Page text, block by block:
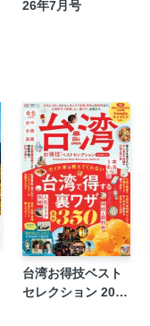
26年7月号
台湾お得技ベスト
セレクション 2026